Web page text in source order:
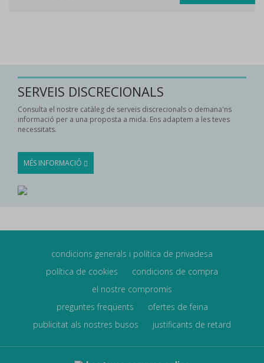
SERVEIS DISCRECIONALS
Consulta el nostre catàleg de serveis discrecionals o demana'ns
informació per a una proposta a mida. Ens adaptem a les teves
necessitats.
MÉS INFORMACIÓ
condicions generals i política de privadesa
política de cookies
condicions de compra
el nostre compromís
preguntes freqüents
ofertes de feina
publicitat als nostres busos
justificants de retard